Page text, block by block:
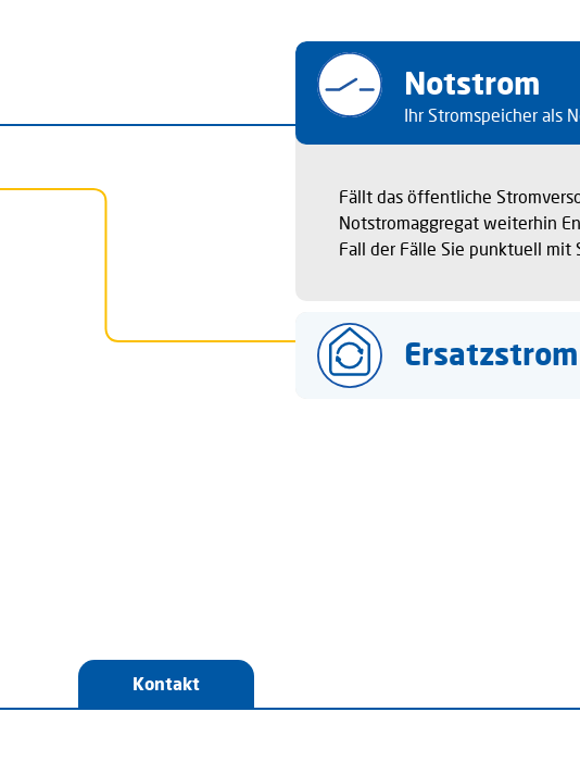
Notstrom
Ihr Stromspeicher als
Fällt das öffentliche
Notstromaggregat weiterhin
Fall der Fälle Sie punktuell mit
Ersatzstrom
Kontakt